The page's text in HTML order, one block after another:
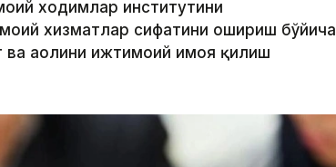
ходимлар институтини
хизматлар сифатини ошириш бўйича
аҳолини ижтимоий ҳимоя қилиш